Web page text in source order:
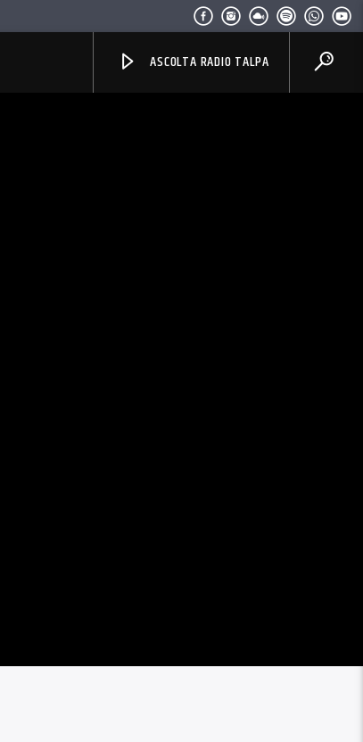
ASCOLTA RADIO TALPA